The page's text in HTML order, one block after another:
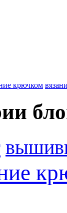
крючком